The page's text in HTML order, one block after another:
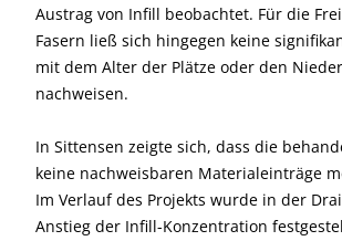
Austrag von Infill beobachtet. Für die
Fasern ließ sich hingegen keine
mit dem Alter der Plätze oder den
nachweisen.
In Sittensen zeigte sich, dass die
keine nachweisbaren Materialeinträge
Im Verlauf des Projekts wurde in der
Anstieg der Infill-Konzentration